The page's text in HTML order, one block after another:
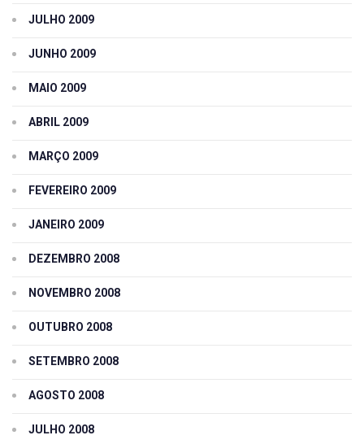
JULHO 2009
JUNHO 2009
MAIO 2009
ABRIL 2009
MARÇO 2009
FEVEREIRO 2009
JANEIRO 2009
DEZEMBRO 2008
NOVEMBRO 2008
OUTUBRO 2008
SETEMBRO 2008
AGOSTO 2008
JULHO 2008